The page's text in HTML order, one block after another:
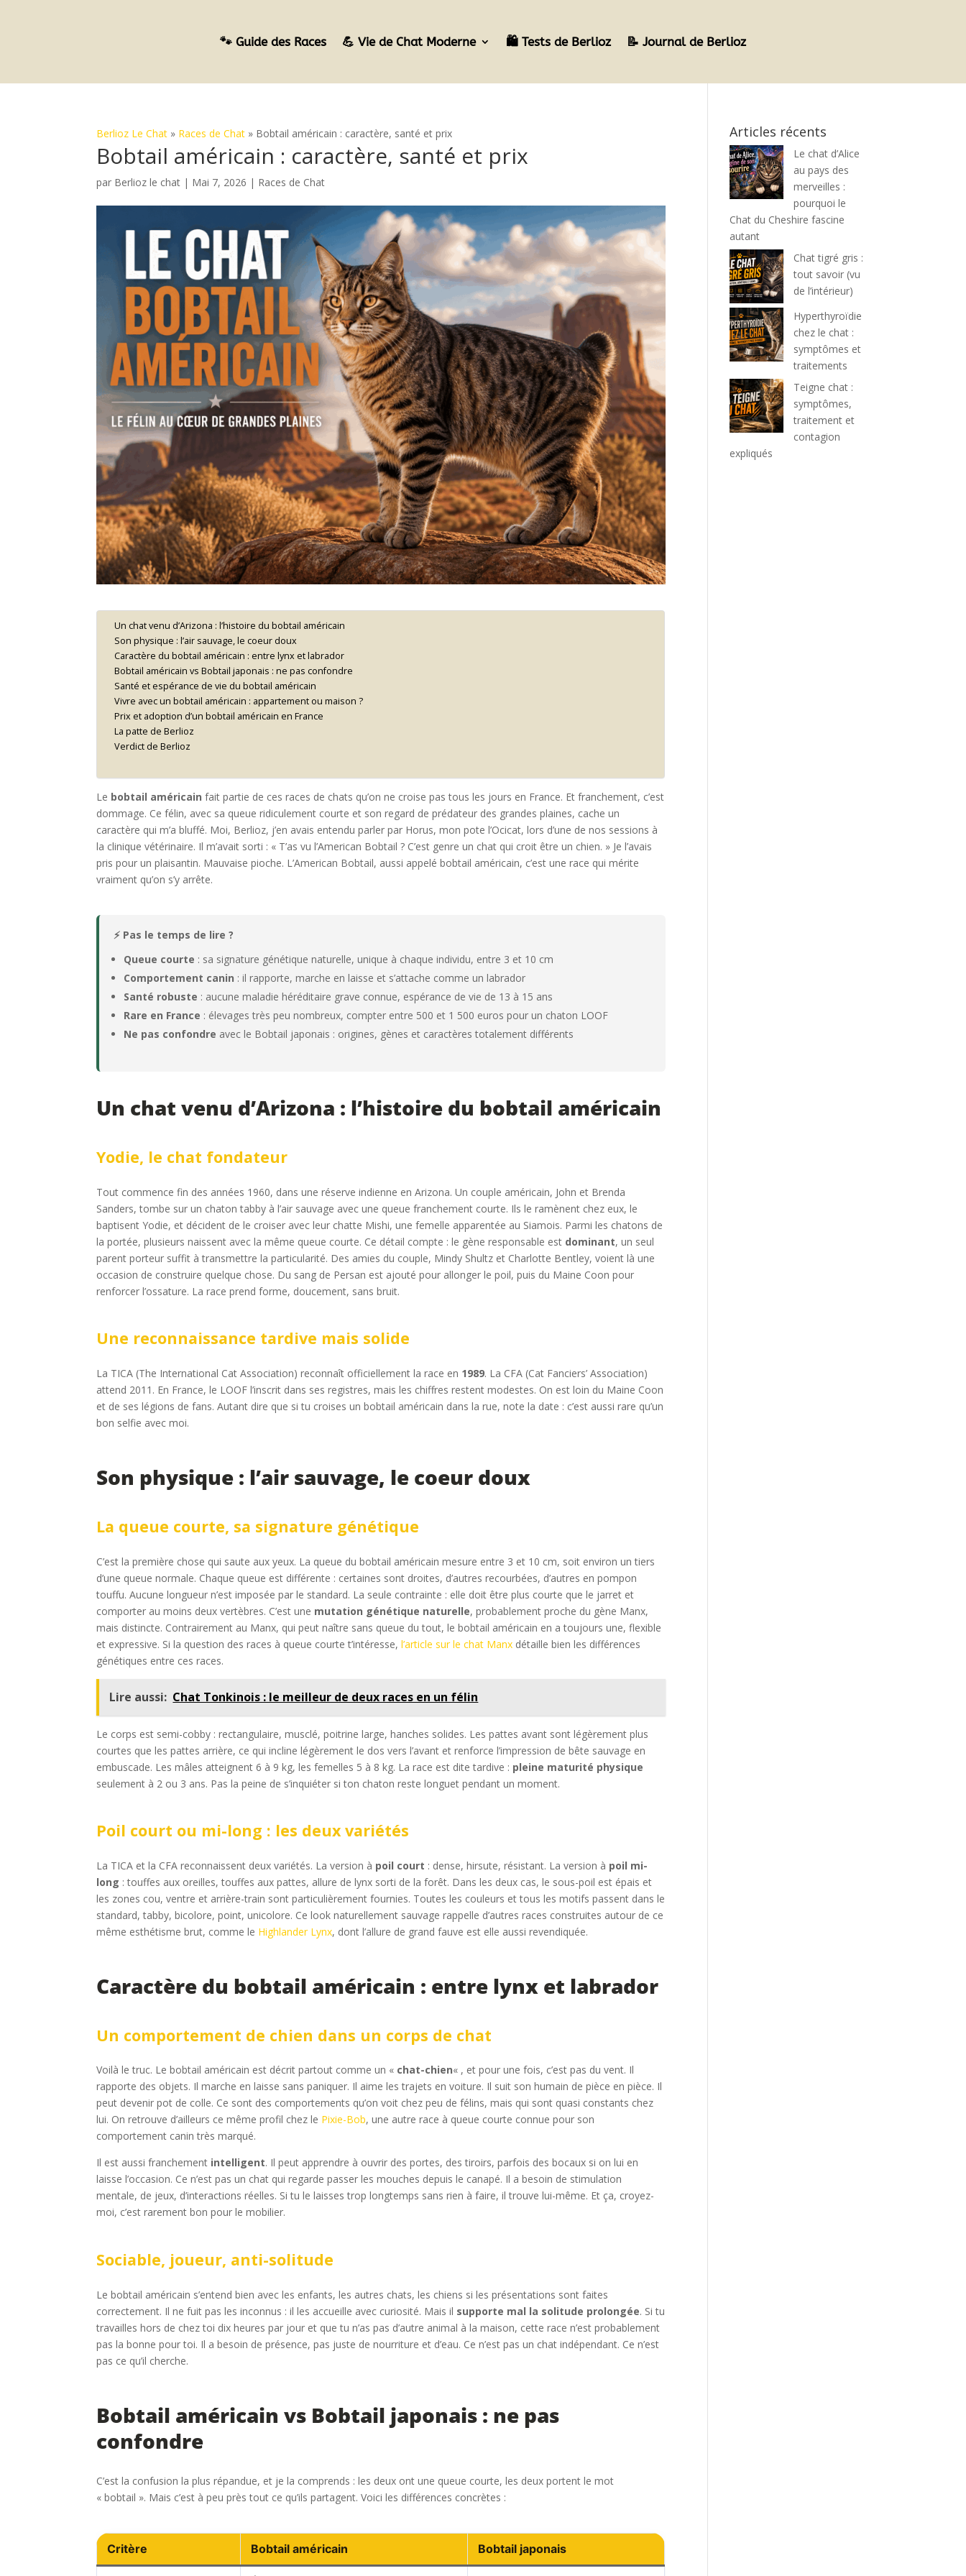
🐾 Guide des Races 💪 Vie de Chat Moderne 🛍️ Tests de Berlioz 📝 Journal de Berlioz
Berlioz Le Chat » Races de Chat » Bobtail américain : caractère, santé et prix
Bobtail américain : caractère, santé et prix
par Berlioz le chat | Mai 7, 2026 | Races de Chat
Un chat venu d’Arizona : l’histoire du bobtail américain
Son physique : l’air sauvage, le coeur doux
Caractère du bobtail américain : entre lynx et labrador
Bobtail américain vs Bobtail japonais : ne pas confondre
Santé et espérance de vie du bobtail américain
Vivre avec un bobtail américain : appartement ou maison ?
Prix et adoption d’un bobtail américain en France
La patte de Berlioz
Verdict de Berlioz
Le bobtail américain fait partie de ces races de chats qu’on ne croise pas tous les jours en France. Et franchement, c’est
dommage. Ce félin, avec sa queue ridiculement courte et son regard de prédateur des grandes plaines, cache un
caractère qui m’a bluffé. Moi, Berlioz, j’en avais entendu parler par Horus, mon pote l’Ocicat, lors d’une de nos sessions à
la clinique vétérinaire. Il m’avait sorti : « T’as vu l’American Bobtail ? C’est genre un chat qui croit être un chien. » Je l’avais
pris pour un plaisantin. Mauvaise pioche. L’American Bobtail, aussi appelé bobtail américain, c’est une race qui mérite
vraiment qu’on s’y arrête.
⚡ Pas le temps de lire ?
Queue courte : sa signature génétique naturelle, unique à chaque individu, entre 3 et 10 cm
Comportement canin : il rapporte, marche en laisse et s’attache comme un labrador
Santé robuste : aucune maladie héréditaire grave connue, espérance de vie de 13 à 15 ans
Rare en France : élevages très peu nombreux, compter entre 500 et 1 500 euros pour un chaton LOOF
Ne pas confondre avec le Bobtail japonais : origines, gènes et caractères totalement différents
Un chat venu d’Arizona : l’histoire du bobtail américain
Yodie, le chat fondateur
Tout commence fin des années 1960, dans une réserve indienne en Arizona. Un couple américain, John et Brenda
Sanders, tombe sur un chaton tabby à l’air sauvage avec une queue franchement courte. Ils le ramènent chez eux, le
baptisent Yodie, et décident de le croiser avec leur chatte Mishi, une femelle apparentée au Siamois. Parmi les chatons de
la portée, plusieurs naissent avec la même queue courte. Ce détail compte : le gène responsable est dominant, un seul
parent porteur suffit à transmettre la particularité. Des amies du couple, Mindy Shultz et Charlotte Bentley, voient là une
occasion de construire quelque chose. Du sang de Persan est ajouté pour allonger le poil, puis du Maine Coon pour
renforcer l’ossature. La race prend forme, doucement, sans bruit.
Une reconnaissance tardive mais solide
La TICA (The International Cat Association) reconnaît officiellement la race en 1989. La CFA (Cat Fanciers’ Association)
attend 2011. En France, le LOOF l’inscrit dans ses registres, mais les chiffres restent modestes. On est loin du Maine Coon
et de ses légions de fans. Autant dire que si tu croises un bobtail américain dans la rue, note la date : c’est aussi rare qu’un
bon selfie avec moi.
Son physique : l’air sauvage, le coeur doux
La queue courte, sa signature génétique
C’est la première chose qui saute aux yeux. La queue du bobtail américain mesure entre 3 et 10 cm, soit environ un tiers
d’une queue normale. Chaque queue est différente : certaines sont droites, d’autres recourbées, d’autres en pompon
touffu. Aucune longueur n’est imposée par le standard. La seule contrainte : elle doit être plus courte que le jarret et
comporter au moins deux vertèbres. C’est une mutation génétique naturelle, probablement proche du gène Manx,
mais distincte. Contrairement au Manx, qui peut naître sans queue du tout, le bobtail américain en a toujours une, flexible
et expressive. Si la question des races à queue courte t’intéresse,l’article sur le chat Manx détaille bien les différences
génétiques entre ces races.
Lire aussi: Chat Tonkinois : le meilleur de deux races en un félin
Le corps est semi-cobby : rectangulaire, musclé, poitrine large, hanches solides. Les pattes avant sont légèrement plus
courtes que les pattes arrière, ce qui incline légèrement le dos vers l’avant et renforce l’impression de bête sauvage en
embuscade. Les mâles atteignent 6 à 9 kg, les femelles 5 à 8 kg. La race est dite tardive : pleine maturité physique
seulement à 2 ou 3 ans. Pas la peine de s’inquiéter si ton chaton reste longuet pendant un moment.
Poil court ou mi-long : les deux variétés
La TICA et la CFA reconnaissent deux variétés. La version à poil court : dense, hirsute, résistant. La version à poil mi-
long : touffes aux oreilles, touffes aux pattes, allure de lynx sorti de la forêt. Dans les deux cas, le sous-poil est épais et
les zones cou, ventre et arrière-train sont particulièrement fournies. Toutes les couleurs et tous les motifs passent dans le
standard, tabby, bicolore, point, unicolore. Ce look naturellement sauvage rappelle d’autres races construites autour de ce
même esthétisme brut, comme le Highlander Lynx, dont l’allure de grand fauve est elle aussi revendiquée.
Caractère du bobtail américain : entre lynx et labrador
Un comportement de chien dans un corps de chat
Voilà le truc. Le bobtail américain est décrit partout comme un « chat-chien« , et pour une fois, c’est pas du vent. Il
rapporte des objets. Il marche en laisse sans paniquer. Il aime les trajets en voiture. Il suit son humain de pièce en pièce. Il
peut devenir pot de colle. Ce sont des comportements qu’on voit chez peu de félins, mais qui sont quasi constants chez
lui. On retrouve d’ailleurs ce même profil chez le Pixie-Bob, une autre race à queue courte connue pour son
comportement canin très marqué.
Il est aussi franchement intelligent. Il peut apprendre à ouvrir des portes, des tiroirs, parfois des bocaux si on lui en
laisse l’occasion. Ce n’est pas un chat qui regarde passer les mouches depuis le canapé. Il a besoin de stimulation
mentale, de jeux, d’interactions réelles. Si tu le laisses trop longtemps sans rien à faire, il trouve lui-même. Et ça, croyez-
moi, c’est rarement bon pour le mobilier.
Sociable, joueur, anti-solitude
Le bobtail américain s’entend bien avec les enfants, les autres chats, les chiens si les présentations sont faites
correctement. Il ne fuit pas les inconnus : il les accueille avec curiosité. Mais il supporte mal la solitude prolongée. Si tu
travailles hors de chez toi dix heures par jour et que tu n’as pas d’autre animal à la maison, cette race n’est probablement
pas la bonne pour toi. Il a besoin de présence, pas juste de nourriture et d’eau. Ce n’est pas un chat indépendant. Ce n’est
pas ce qu’il cherche.
Bobtail américain vs Bobtail japonais : ne pas
confondre
C’est la confusion la plus répandue, et je la comprends : les deux ont une queue courte, les deux portent le mot
« bobtail ». Mais c’est à peu près tout ce qu’ils partagent. Voici les différences concrètes :
Critère Bobtail américain Bobtail japonais
Articles récents
Le chat d’Alice
au pays des
merveilles :
pourquoi le
Chat du Cheshire fascine
autant
Chat tigré gris :
tout savoir (vu
de l’intérieur)
Hyperthyroïdie
chez le chat :
symptômes et
traitements
Teigne chat :
symptômes,
traitement et
contagion
expliqués